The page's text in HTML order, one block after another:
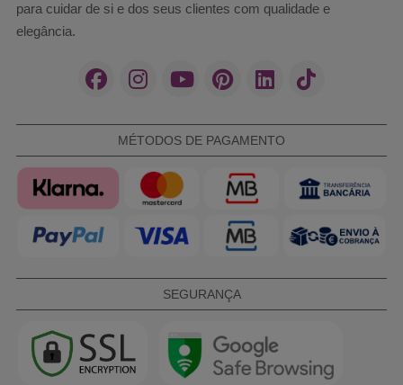
para cuidar de si e dos seus clientes com qualidade e
elegância.
MÉTODOS DE PAGAMENTO
SEGURANÇA